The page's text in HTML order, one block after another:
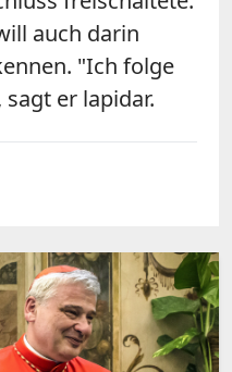
auch darin
"Ich folge
er lapidar.